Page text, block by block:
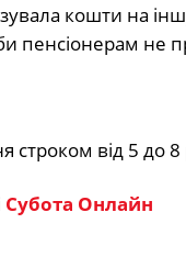
кошти на
не
строком від 5 до 8
Субота Онлайн